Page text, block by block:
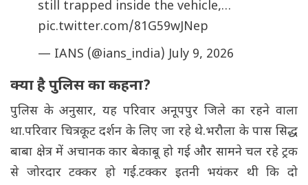
still trapped inside the vehicle,…
pic.twitter.com/81G59wJNep
— IANS (@ians_india)July 9, 2026
क्या है पुलिस का कहना?
पुलिस के अनुसार, यह परिवार अनूपपुर जिले का रहने वाला
था.परिवार चित्रकूट दर्शन के लिए जा रहे थे.भरौला के पास सिद्ध
बाबा क्षेत्र में अचानक कार बेकाबू हो गई और सामने चल रहे ट्रक
से जोरदार टक्कर हो गई.टक्कर इतनी भयंकर थी कि दो